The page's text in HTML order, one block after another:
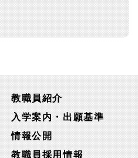
教職員紹介
入学案内・出願基準
情報公開
教職員採用情報